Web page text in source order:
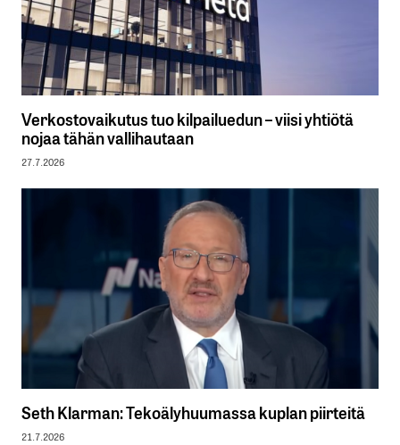
Verkostovaikutus tuo kilpailuedun – viisi yhtiötä
nojaa tähän vallihautaan
27.7.2026
Seth Klarman: Tekoälyhuumassa kuplan piirteitä
21.7.2026